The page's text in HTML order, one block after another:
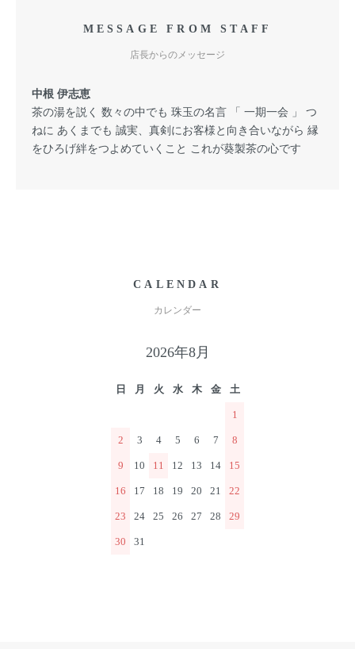
MESSAGE FROM STAFF
店長からのメッセージ
中根 伊志恵
茶の湯を説く 数々の中でも 珠玉の名言 「 一期一会 」 つ
ねに あくまでも 誠実、真剣にお客様と向き合いながら 縁
をひろげ絆をつよめていくこと これが葵製茶の心です
CALENDAR
カレンダー
2026年8月
日 月 火 水 木 金 土
1
2 3 4 5 6 7 8
9 10 11 12 13 14 15
16 17 18 19 20 21 22
23 24 25 26 27 28 29
30 31